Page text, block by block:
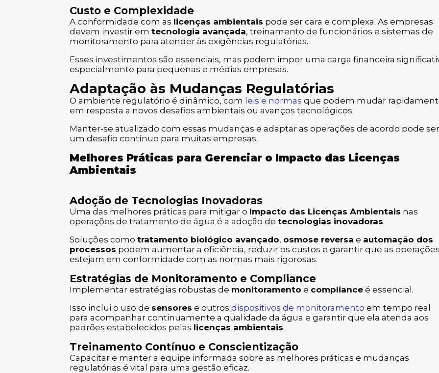
Custo e Complexidade
A conformidade com as licenças ambientais pode ser cara e complexa. As empresas
devem investir em tecnologia avançada, treinamento de funcionários e sistemas de
monitoramento para atender às exigências regulatórias.
Esses investimentos são essenciais, mas podem impor uma carga financeira
especialmente para pequenas e médias empresas.
Adaptação às Mudanças Regulatórias
O ambiente regulatório é dinâmico, com leis e normas que podem mudar
em resposta a novos desafios ambientais ou avanços tecnológicos.
Manter-se atualizado com essas mudanças e adaptar as operações de acordo pode ser
um desafio contínuo para muitas empresas.
Melhores Práticas para Gerenciar o Impacto das Licenças
Ambientais
Adoção de Tecnologias Inovadoras
Uma das melhores práticas para mitigar o Impacto das Licenças Ambientais nas
operações de tratamento de água é a adoção de tecnologias inovadoras.
Soluções como tratamento biológico avançado, osmose reversa e automação dos
processos podem aumentar a eficiência, reduzir os custos e garantir que as
estejam em conformidade com as normas mais rigorosas.
Estratégias de Monitoramento e Compliance
Implementar estratégias robustas de monitoramento e compliance é essencial.
Isso inclui o uso de sensores e outros dispositivos de monitoramento em tempo real
para acompanhar continuamente a qualidade da água e garantir que ela atenda aos
padrões estabelecidos pelas licenças ambientais.
Treinamento Contínuo e Conscientização
Capacitar e manter a equipe informada sobre as melhores práticas e mudanças
regulatórias é vital para uma gestão eficaz.